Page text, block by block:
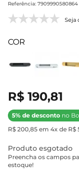
Referência:
Seja
COR
R$ 190,81
5% de desconto no
R$ 200,85 em 4x de
Produto esgotado
Preencha os campos
estoque!